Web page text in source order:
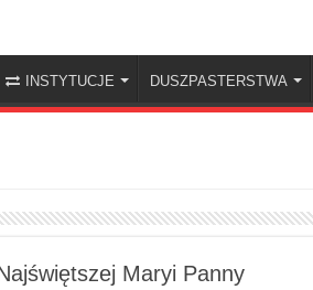
INSTYTUCJE DUSZPASTERSTWA
Maryi Panny